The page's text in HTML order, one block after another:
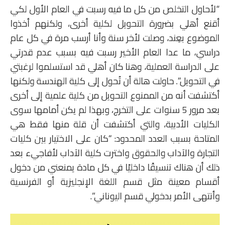
“لأحاول التخلص من كل ما فيه رسبت في العام الأول لكي
أقنع أهلي بضرورة التحويل لكلية أخرى، ولكنهم أخذوا
الموضوع بعِند، وصلت لأخر سنة وأنا أرسب مرة في كل عام
دراسي، ما عدا العام الأخير رسبت فيه بسبب عدم قدرتي
على الدراسة العملية، وهنا كان أهلي قد استسلموا لرغبتي
في التحويل”. حاولت هالة أن تُحول إلى كلية الهندسة ولكنها
أكتشفت أنه من الممنوع التحويل من كلية علمية إلى أخرى
بعد مرور 5 سنوات على التخرج، وبهذا لم يكن أمامها سوى
الكليات الأدبية، والتي أكتشفت أن قلة منها فقط هي
المتاحة بسبب العدد المحدود: “كان على الاختيار بين كليات
التجارة والآداب والحقوق واخترت كلية الآداب لأفاجيء بعد
ذلك أن هناك تنسيقًا داخليًا في كل مادة يمنعني من دخول
أقسام معينة مثل قسم اللغة الإنجليزية أو الفرنسية
وأنتهى الأمر بدخولي قسم اليوناني”.